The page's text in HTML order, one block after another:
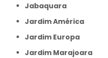
Jabaquara
Jardim América
Jardim Europa
Jardim Marajoara